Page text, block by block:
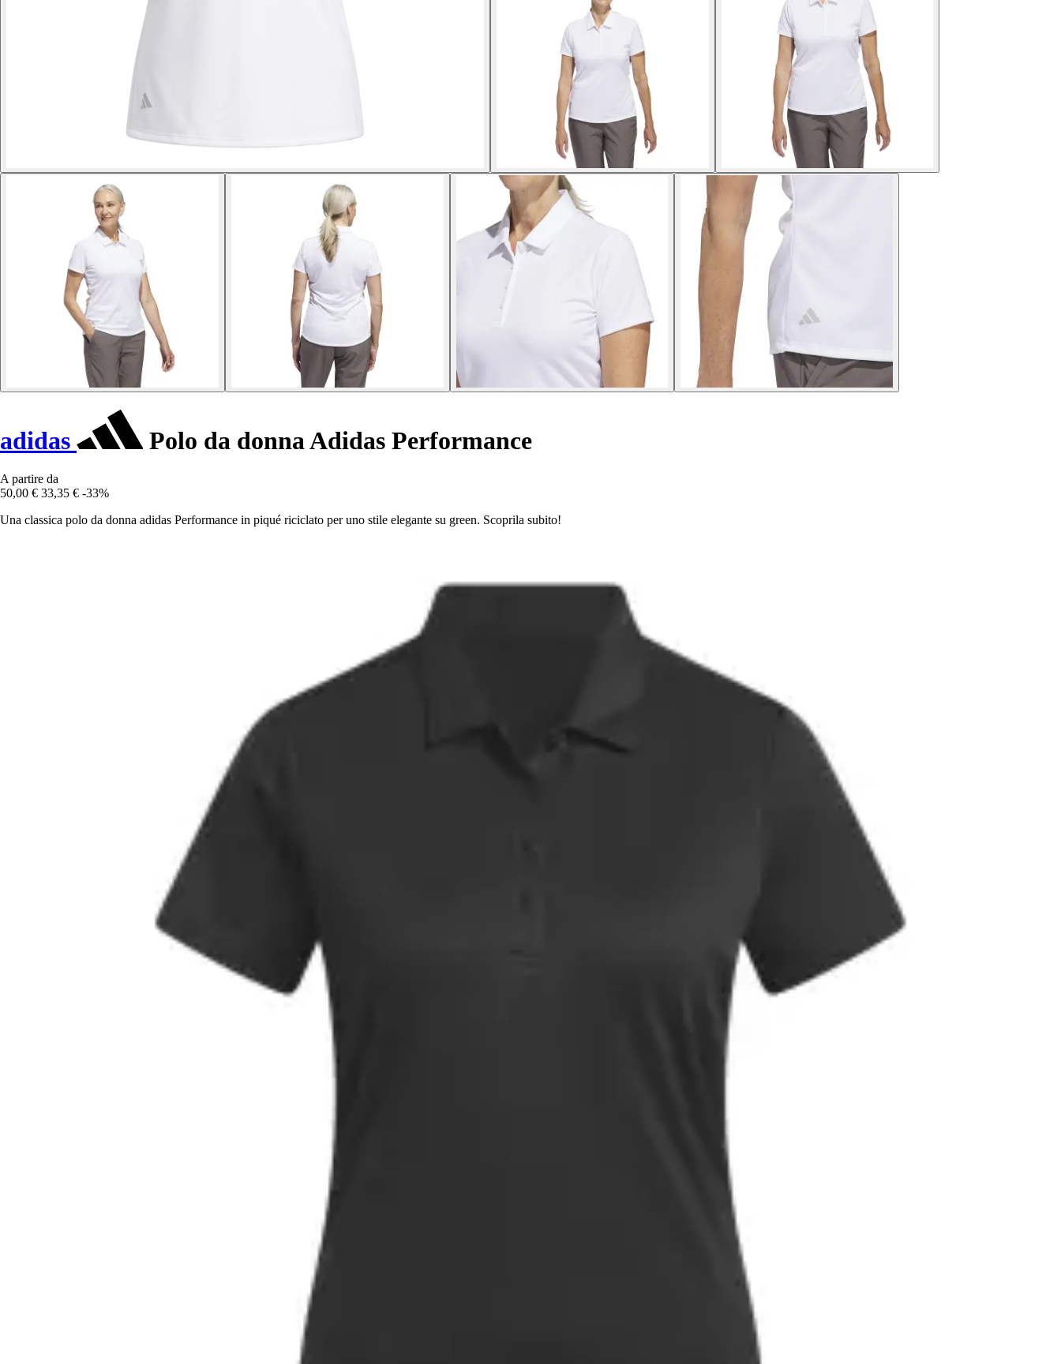
adidas Polo da donna Adidas Performance
A partire da
50,00 € 33,35 € -33%
Una classica polo da donna adidas Performance in piqué riciclato per uno stile elegante su green. Scoprila subito!